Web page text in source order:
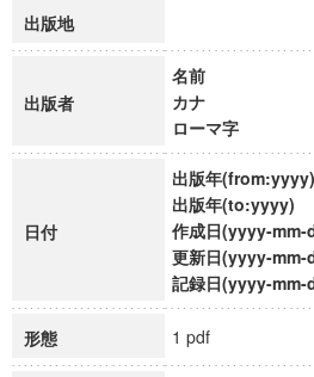
出版地
出版者
名前
カナ
ローマ字
日付
出版年(from:yyyy)
出版年(to:yyyy)
作成日(yyyy-mm-
更新日(yyyy-mm-
記録日(yyyy-mm-
形態 1 pdf